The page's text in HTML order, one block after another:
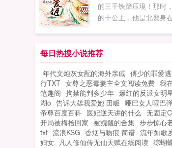
的三千铁蹄压境！那时
的十公主，他是北襄身
每日热搜小说推荐
年代文炮灰女配的海外亲戚 傅少的罪爱
行TXT 女尊之恶毒妻主全文阅读免费 我
笔趣阁 拘禁能判多少年 爆红的反派女明
湖o 告诉大雄我爱她 田畈 哑巴女人哑巴
帝尊百度百科 医妃逆天讲的什么 无固定
开局被梅拾回家 被觊觎的合集 步步惊心
txt 流浪KSG 香烟与吻痕 简谱 流年如歌
妇女 凡人修仙传无仙天赋在线阅读 综蝴